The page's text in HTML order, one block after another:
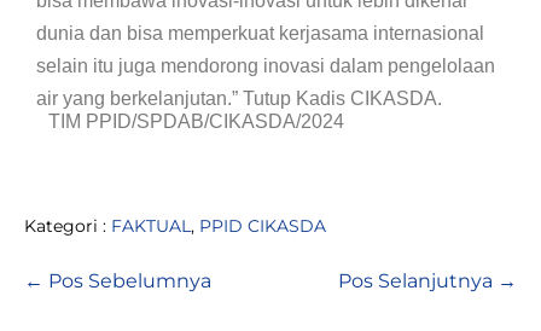
dunia dan bisa memperkuat kerjasama internasional
selain itu juga mendorong inovasi dalam pengelolaan
air yang berkelanjutan.” Tutup Kadis CIKASDA.
TIM PPID/SPDAB/CIKASDA/2024
Kategori : FAKTUAL , PPID CIKASDA
← Pos Sebelumnya Pos Selanjutnya →